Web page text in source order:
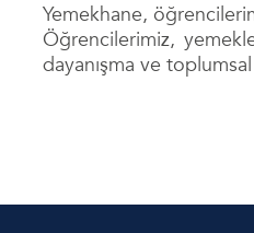
Yemekhane,
Öğrencilerimiz,
dayanışma ve